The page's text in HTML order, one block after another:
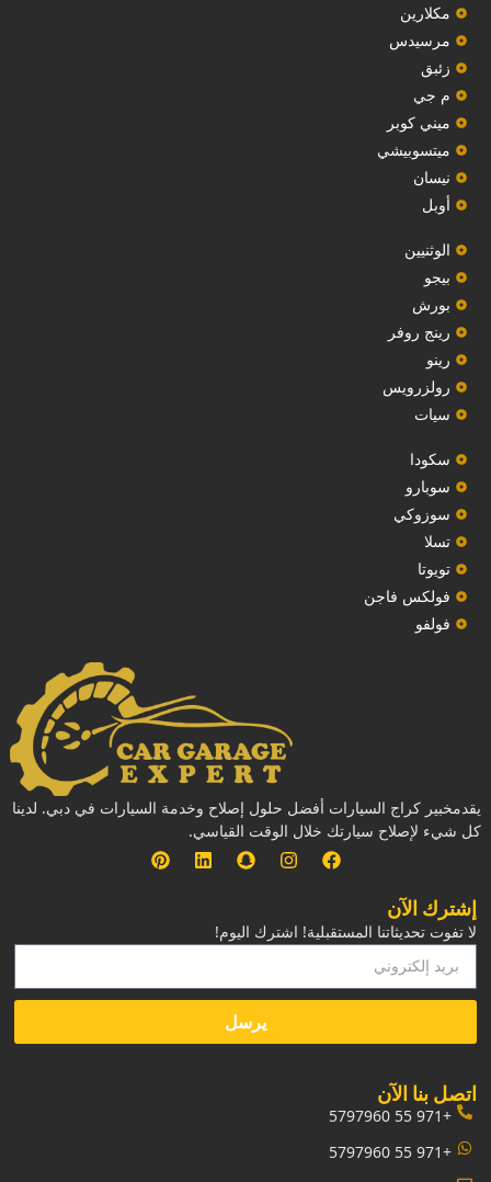
مكلارين
مرسيدس
‏زئبق‏
م جي
ميني كوبر
ميتسوبيشي
نيسان
أوبل
‏الوثنيين‏
بيجو
بورش
رينج روفر
رينو
رولزرويس
سيات
سكودا
‏سوبارو‏
سوزوكي
تسلا
تويوتا
فولكس فاجن
فولفو
يقدمخبير كراج السيارات أفضل حلول إصلاح وخدمة السيارات في دبي. لدينا
كل شيء لإصلاح سيارتك خلال الوقت القياسي.
إشترك الآن
لا تفوت تحديثاتنا المستقبلية! اشترك اليوم!
يرسل
‏اتصل بنا الآن‏
+971 55 5797960
+971 55 5797960